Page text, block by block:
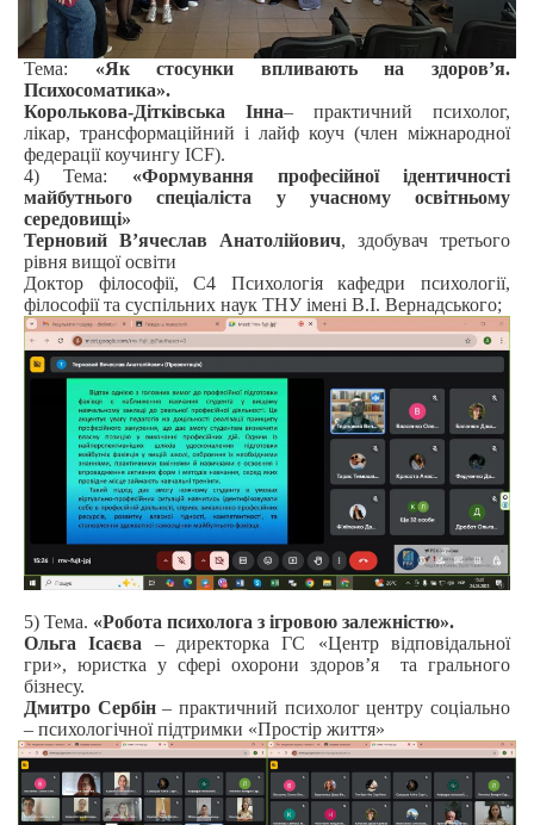
Тема: «Як стосунки впливають на здоров’я.
Психосоматика».
Королькова-Дітківська Інна– практичний психолог,
лікар, трансформаційний і лайф коуч (член міжнародної
федерації коучингу ICF).
4) Тема: «Формування професійної ідентичності
майбутнього спеціаліста у учасному освітньому
середовищі»
Терновий В’ячеслав Анатолійович, здобувач третього
рівня вищої освіти
Доктор філософії, С4 Психологія кафедри психології,
філософії та суспільних наук ТНУ імені В.І. Вернадського;
5) Тема. «Робота психолога з ігровою залежністю».
Ольга Ісаєва – директорка ГС «Центр відповідальної
гри», юристка у сфері охорони здоров’я та грального
бізнесу.
Дмитро Сербін– практичний психолог центру соціально
– психологічної підтримки «Простір життя»